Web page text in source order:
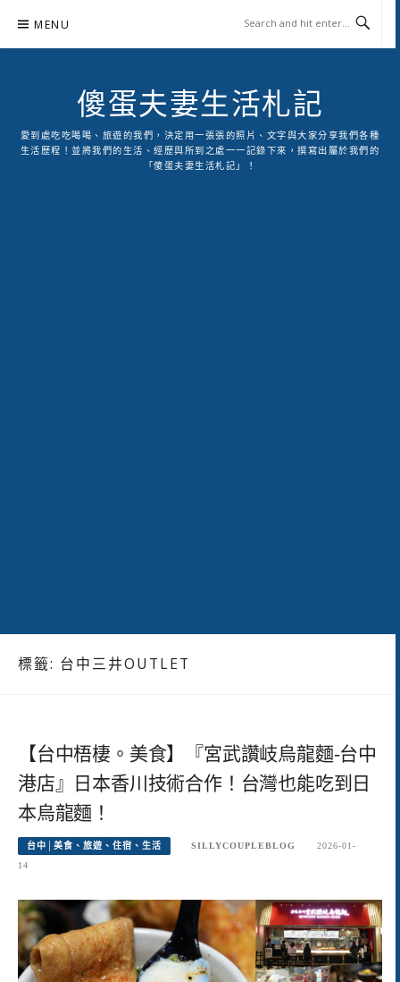
content
MENU
傻蛋夫妻生活札記
愛到處吃吃喝喝、旅遊的我們，決定用一張張的照片、文字與大家分享我們各種
生活歷程！並將我們的生活、經歷與所到之處一一記錄下來，撰寫出屬於我們的
「傻蛋夫妻生活札記」！
標籤: 台中三井OUTLET
【台中梧棲。美食】『宮武讚岐烏龍麵-台中
港店』日本香川技術合作！台灣也能吃到日
本烏龍麵！
台中│美食、旅遊、住宿、生活 SILLYCOUPLEBLOG
2026-01-
14